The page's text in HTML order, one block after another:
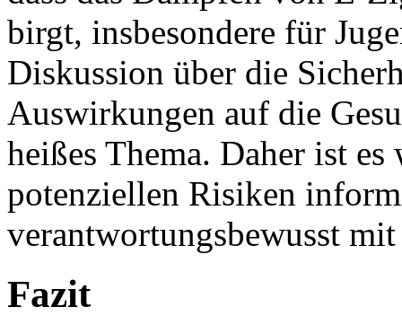
birgt, insbesondere für
Diskussion über die
Auswirkungen auf die
heißes Thema. Daher ist
potenziellen Risiken
verantwortungsbewusst
Fazit